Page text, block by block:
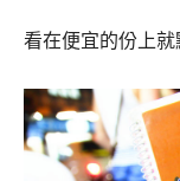
看在便宜的份上